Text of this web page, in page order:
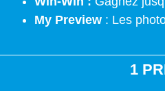
My Preview : Les
1